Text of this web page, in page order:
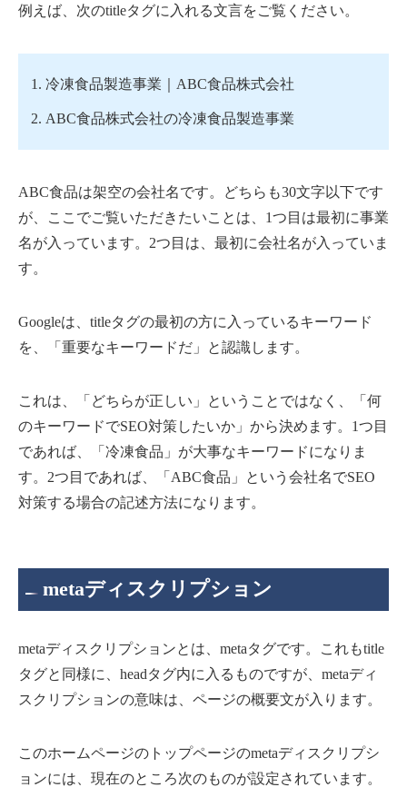
例えば、次のtitleタグに入れる文言をご覧ください。
冷凍食品製造事業｜ABC食品株式会社
ABC食品株式会社の冷凍食品製造事業
ABC食品は架空の会社名です。どちらも30文字以下です
が、ここでご覧いただきたいことは、1つ目は最初に事業
名が入っています。2つ目は、最初に会社名が入っていま
す。
Googleは、titleタグの最初の方に入っているキーワード
を、「重要なキーワードだ」と認識します。
これは、「どちらが正しい」ということではなく、「何
のキーワードでSEO対策したいか」から決めます。1つ目
であれば、「冷凍食品」が大事なキーワードになりま
す。2つ目であれば、「ABC食品」という会社名でSEO
対策する場合の記述方法になります。
metaディスクリプション
metaディスクリプションとは、metaタグです。これもtitle
タグと同様に、headタグ内に入るものですが、metaディ
スクリプションの意味は、ページの概要文が入ります。
このホームページのトップページのmetaディスクリプシ
ョンには、現在のところ次のものが設定されています。